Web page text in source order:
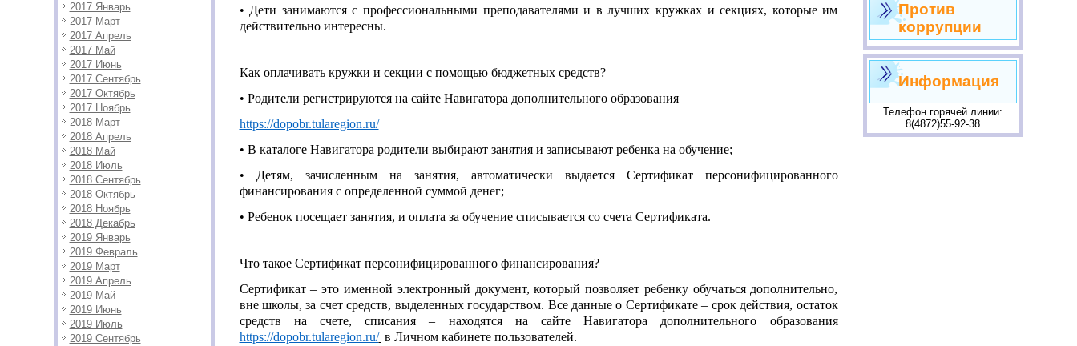
2017 Январь
2017 Март
2017 Апрель
2017 Май
2017 Июнь
2017 Сентябрь
2017 Октябрь
2017 Ноябрь
2018 Март
2018 Апрель
2018 Май
2018 Июль
2018 Сентябрь
2018 Октябрь
2018 Ноябрь
2018 Декабрь
2019 Январь
2019 Февраль
2019 Март
2019 Апрель
2019 Май
2019 Июнь
2019 Июль
2019 Сентябрь
• Дети занимаются с профессиональными преподавателями и в лучших кружках и секциях, которые им
действительно интересны.
Как оплачивать кружки и секции с помощью бюджетных средств?
• Родители регистрируются на сайте Навигатора дополнительного образования
https://dopobr.tularegion.ru/
• В каталоге Навигатора родители выбирают занятия и записывают ребенка на обучение;
• Детям, зачисленным на занятия, автоматически выдается Сертификат персонифицированного
финансирования с определенной суммой денег;
• Ребенок посещает занятия, и оплата за обучение списывается со счета Сертификата.
Что такое Сертификат персонифицированного финансирования?
Сертификат – это именной электронный документ, который позволяет ребенку обучаться дополнительно,
вне школы, за счет средств, выделенных государством. Все данные о Сертификате – срок действия, остаток
средств на счете, списания – находятся на сайте Навигатора дополнительного образования
https://dopobr.tularegion.ru/ в Личном кабинете пользователей.
Против
коррупции
Информация
Телефон горячей линии:
8(4872)55-92-38